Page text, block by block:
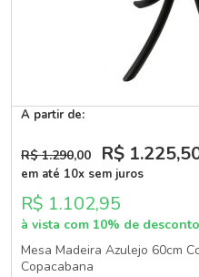
A partir de:
R$ 1.290,00 R$ 1.225
em até 10x sem juros
R$ 1.102,95
à vista com 10% de desconto
Mesa Madeira Azulejo 60cm
Copacabana